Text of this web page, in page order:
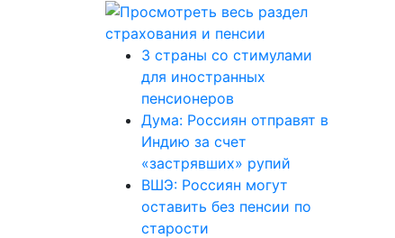
3 страны со стимулами
для иностранных
пенсионеров
Дума: Россиян отправят в
Индию за счет
«застрявших» рупий
ВШЭ: Россиян могут
оставить без пенсии по
старости